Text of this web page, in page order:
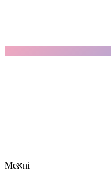
Meאni